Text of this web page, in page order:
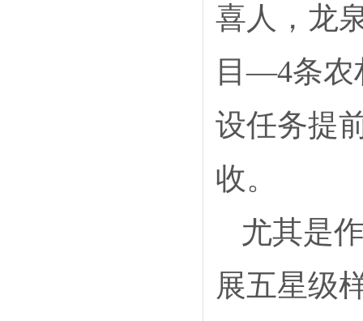
喜人，龙
目—4条农
设任务提
收。
尤其是
展五星级